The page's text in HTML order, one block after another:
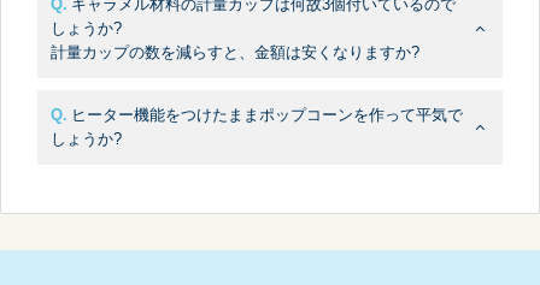
キャラメル材料の計量カップは何故3個付いているので
しょうか?
計量カップの数を減らすと、金額は安くなりますか?
ヒーター機能をつけたままポップコーンを作って平気で
しょうか?